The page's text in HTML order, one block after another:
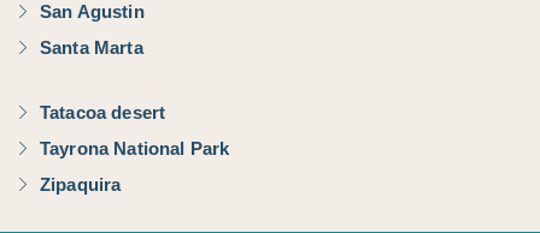
San Agustin
Santa Marta
Tatacoa desert
Tayrona National Park
Zipaquira